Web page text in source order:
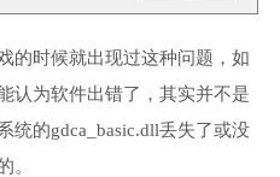
的时候就出现过这种问题，如
认为软件出错了，其实并不是
统的gdca_basic.dll丢失了或没
。